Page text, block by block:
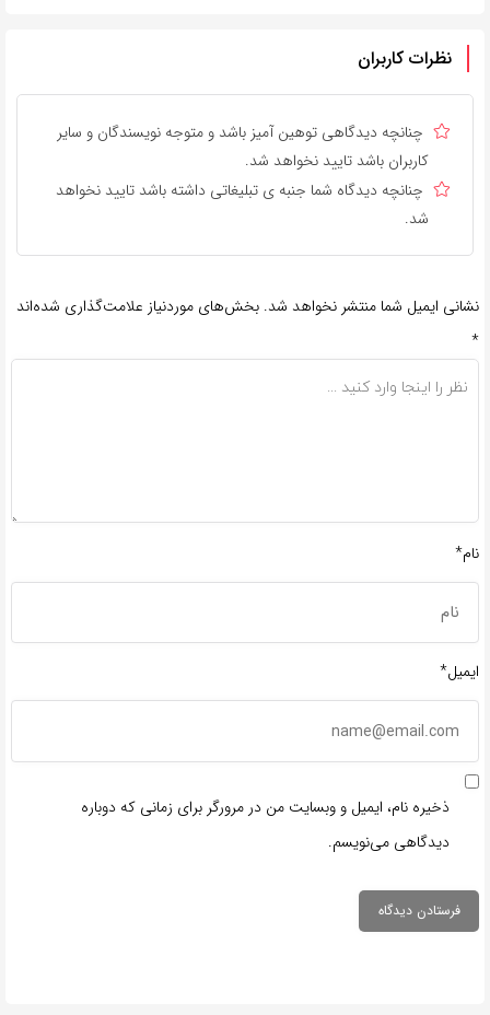
نظرات کاربران
چنانچه دیدگاهی توهین آمیز باشد و متوجه نویسندگان و سایر
کاربران باشد تایید نخواهد شد.
چنانچه دیدگاه شما جنبه ی تبلیغاتی داشته باشد تایید نخواهد
شد.
نشانی ایمیل شما منتشر نخواهد شد. بخش‌های موردنیاز علامت‌گذاری شده‌اند
*
نام*
ایمیل*
ذخیره نام، ایمیل و وبسایت من در مرورگر برای زمانی که دوباره
دیدگاهی می‌نویسم.